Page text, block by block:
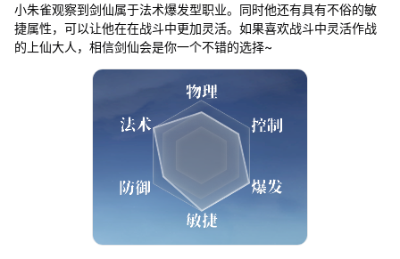
小朱雀观察到剑仙属于法术爆发型职业。同时他还有具有不俗的敏
捷属性，可以让他在在战斗中更加灵活。如果喜欢战斗中灵活作战
的上仙大人，相信剑仙会是你一个不错的选择~